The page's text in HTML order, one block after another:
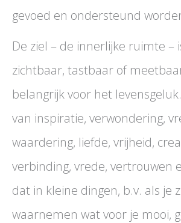
gevoed en ondersteund
De ziel – de innerlijke ruimte –
zichtbaar, tastbaar of
belangrijk voor het
van inspiratie, verwondering,
waardering, liefde, vrijheid,
verbinding, vrede, vertrouwen
dat in kleine dingen, b.v. als je
waarnemen wat voor je mooi,